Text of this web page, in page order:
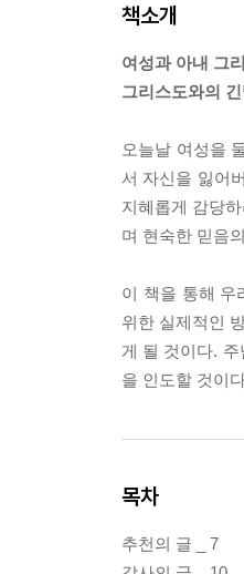
책소개
여성과 아내 그
그리스도와의
오늘날 여성을
서 자신을 잃어
지혜롭게 감당
며 현숙한 믿음
이 책을 통해 우
위한 실제적인
게 될 것이다.
을 인도할 것이
목차
추천의 글 _ 7